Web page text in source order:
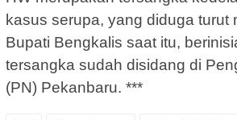
kasus serupa, yang diduga turut
Bupati Bengkalis saat itu,
tersangka sudah disidang di
(PN) Pekanbaru. ***